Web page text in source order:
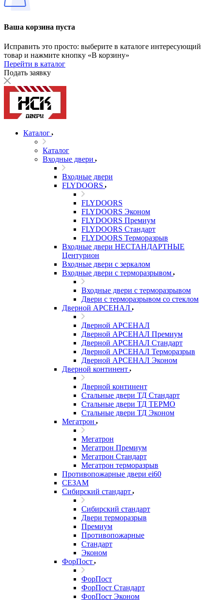
Ваша корзина пуста
Исправить это просто: выберите в каталоге интересующий
товар и нажмите кнопку «В корзину»
Перейти в каталог
Подать заявку
Каталог
Каталог
Входные двери
Входные двери
FLYDOORS
FLYDOORS
FLYDOORS Эконом
FLYDOORS Премиум
FLYDOORS Стандарт
FLYDOORS Терморазрыв
Входные двери НЕСТАНДАРТНЫЕ
Центурион
Входные двери с зеркалом
Входные двери с терморазрывом
Входные двери с терморазрывом
Двери с терморазрывом со стеклом
Дверной АРСЕНАЛ
Дверной АРСЕНАЛ
Дверной АРСЕНАЛ Премиум
Дверной АРСЕНАЛ Стандарт
Дверной АРСЕНАЛ Терморазрыв
Дверной АРСЕНАЛ Эконом
Дверной континент
Дверной континент
Стальные двери ТД Стандарт
Стальные двери ТД ТЕРМО
Стальные двери ТД Эконом
Мегатрон
Мегатрон
Мегатрон Премиум
Мегатрон Стандарт
Мегатрон терморазрыв
Противопожарные двери ei60
СЕЗАМ
Сибирский стандарт
Сибирский стандарт
Двери терморазрыв
Премиум
Противопожарные
Стандарт
Эконом
ФорПост
ФорПост
ФорПост Стандарт
ФорПост Эконом